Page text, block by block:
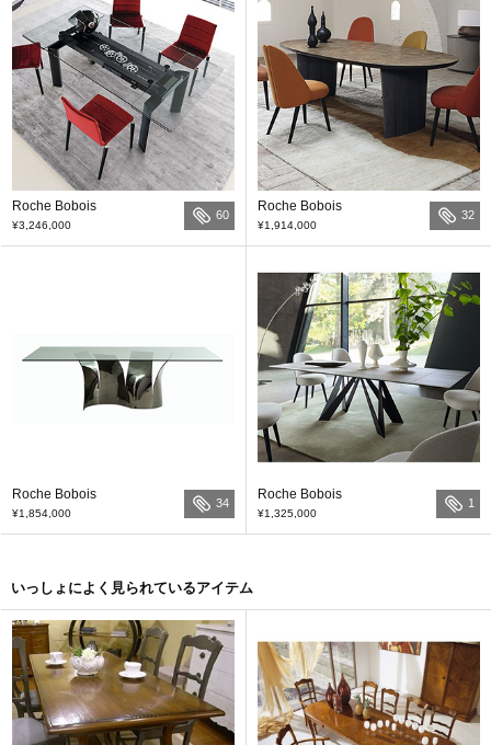
Roche Bobois
¥3,246,000
60
Roche Bobois
¥1,914,000
32
Roche Bobois
¥1,854,000
34
Roche Bobois
¥1,325,000
1
いっしょによく見られているアイテム